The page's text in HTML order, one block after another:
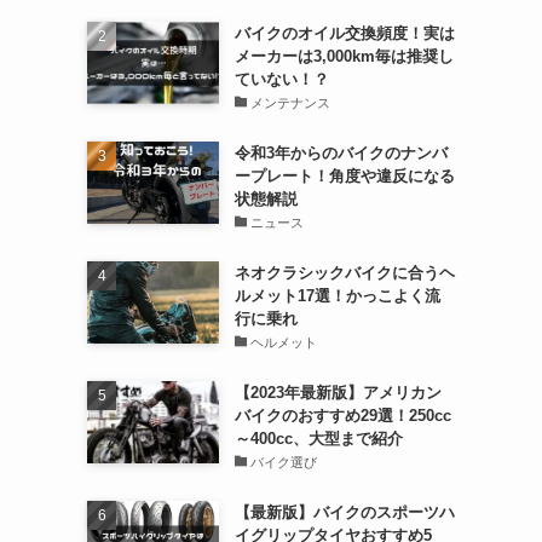
バイクのオイル交換頻度！実は
メーカーは3,000km毎は推奨し
ていない！？
メンテナンス
令和3年からのバイクのナンバ
ープレート！角度や違反になる
状態解説
ニュース
ネオクラシックバイクに合うヘ
ルメット17選！かっこよく流
行に乗れ
ヘルメット
【2023年最新版】アメリカン
バイクのおすすめ29選！250cc
～400cc、大型まで紹介
バイク選び
【最新版】バイクのスポーツハ
イグリップタイヤおすすめ5